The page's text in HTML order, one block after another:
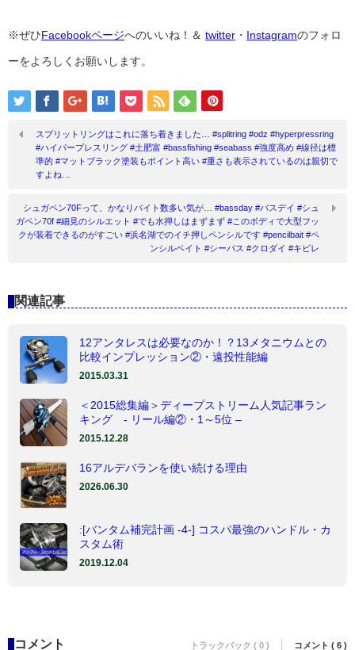
※ぜひFacebookページへのいいね！＆ twitter ・ Instagramのフォロ
ーをよろしくお願いします。
スプリットリングはこれに落ち着きました… #splitring #odz #hyperpressring
#ハイパープレスリング #土肥富 #bassfishing #seabass #強度高め #線径は標
準的 #マットブラック塗装もポイント高い #重さも表示されているのは親切で
すよね…
シュガペン70Fって、かなりバイト数多い気が… #bassday #バスデイ #シュ
ガペン70f #細見のシルエット #でも水押しはまずまず #このボディで大型フッ
クが装着できるのがすごい #浜名湖でのイチ押しペンシルです #pencilbait #ペ
ンシルベイト #シーバス #クロダイ #キビレ
関連記事
12アンタレスは必要なのか！？13メタニウムとの
比較インプレッション②・遠投性能編
2015.03.31
＜2015総集編＞ディープストリーム人気記事ラン
キング - リール編②・1～5位 –
2015.12.28
16アルデバランを使い続ける理由
2026.06.30
:[バンタム補完計画 -4-] コスパ最強のハンドル・カ
スタム術
2019.12.04
コメント トラックバック ( 0 ) コメント ( 6 )